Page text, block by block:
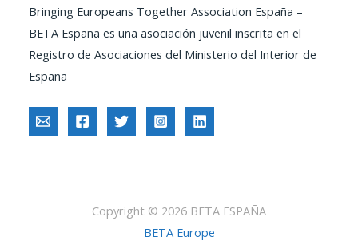
Bringing Europeans Together Association España –
BETA España es una asociación juvenil inscrita en el
Registro de Asociaciones del Ministerio del Interior de
España
Copyright © 2026 BETA ESPAÑA
BETA Europe